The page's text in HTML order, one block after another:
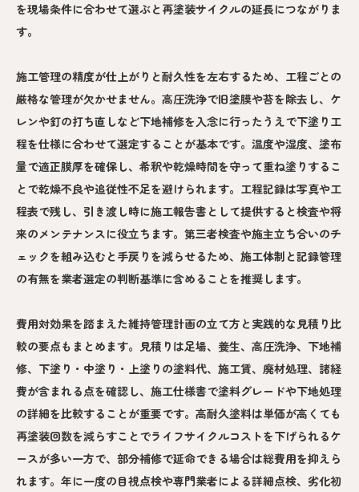
を現場条件に合わせて選ぶと再塗装サイクルの延長につながりま
す。
施工管理の精度が仕上がりと耐久性を左右するため、工程ごとの
厳格な管理が欠かせません。高圧洗浄で旧塗膜や苔を除去し、ケ
レンや釘の打ち直しなど下地補修を入念に行ったうえで下塗り工
程を仕様に合わせて選定することが基本です。温度や湿度、塗布
量で適正膜厚を確保し、希釈や乾燥時間を守って重ね塗りするこ
とで乾燥不良や追従性不足を避けられます。工程記録は写真や工
程表で残し、引き渡し時に施工報告書として提供すると検査や将
来のメンテナンスに役立ちます。第三者検査や施主立ち合いのチ
ェックを組み込むと手戻りを減らせるため、施工体制と記録管理
の有無を業者選定の判断基準に含めることを推奨します。
費用対効果を踏まえた維持管理計画の立て方と実践的な見積り比
較の要点もまとめます。見積りは足場、養生、高圧洗浄、下地補
修、下塗り・中塗り・上塗りの塗料代、施工賃、廃材処理、諸経
費が含まれる点を確認し、施工仕様書で塗料グレードや下地処理
の詳細を比較することが重要です。高耐久塗料は単価が高くても
再塗装回数を減らすことでライフサイクルコストを下げられるケ
ースが多い一方で、部分補修で延命できる場合は総費用を抑えら
れます。年に一度の目視点検や専門業者による詳細点検、劣化初